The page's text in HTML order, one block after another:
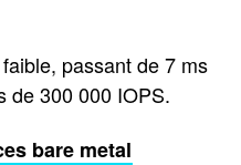
passant de 7 ms
de 300 000 IOPS.
bare metal